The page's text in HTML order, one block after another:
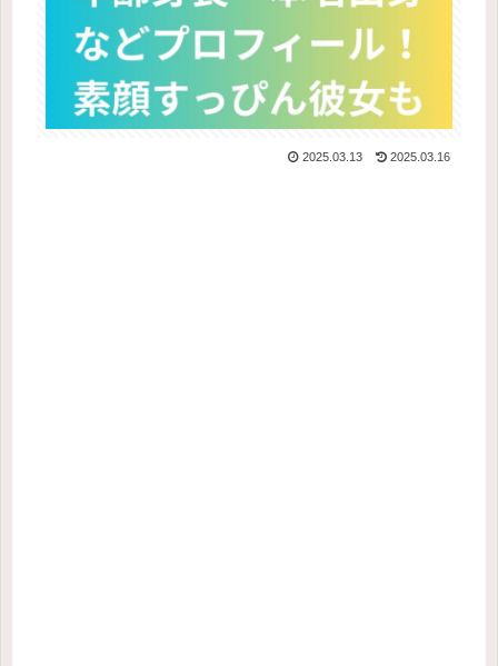
2025.03.13 2025.03.16